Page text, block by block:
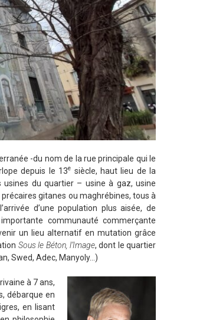
-du nom de la rue principale qui le
depuis le 13e siècle, haut lieu de la
usines du quartier – usine à gaz, usine
gitanes ou maghrébines, tous à
d’une population plus aisée, de
communauté commerçante
un lieu alternatif en mutation grâce
Sous le Béton, l’Image, dont le quartier
Swed, Adec, Manyoly…)
à 7 ans,
débarque en
en lisant